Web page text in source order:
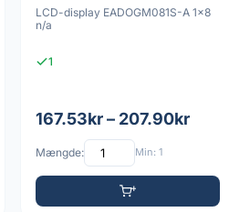
LCD-display EADOGM081S-A 1x8
n/a
1
167.53kr – 207.90kr
Mængde: Min: 1